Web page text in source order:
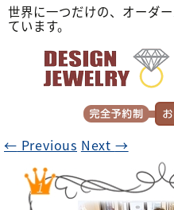
世界に一つだけの、オーダ
ています。
← Previous Next →